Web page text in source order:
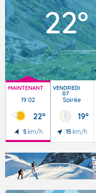
22°
MAINTENANT
19:02
22°
5 km/h
VENDREDI
07
Soirée
19°
15 km/h